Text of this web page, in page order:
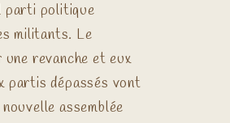
parti politique
militants. Le
revanche et eux
partis dépassés vont
assemblée